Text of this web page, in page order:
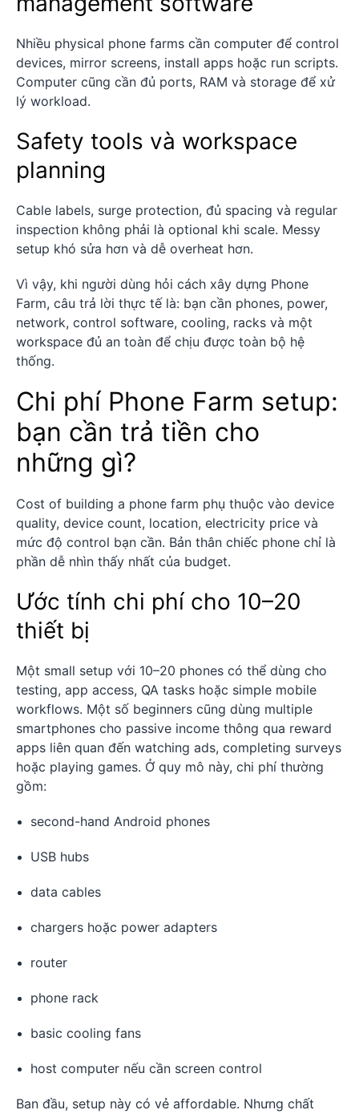
Nhiều physical phone farms cần computer để control
devices, mirror screens, install apps hoặc run scripts.
Computer cũng cần đủ ports, RAM và storage để xử
lý workload.
Safety tools và workspace
planning
Cable labels, surge protection, đủ spacing và regular
inspection không phải là optional khi scale. Messy
setup khó sửa hơn và dễ overheat hơn.
Vì vậy, khi người dùng hỏi cách xây dựng Phone
Farm, câu trả lời thực tế là: bạn cần phones, power,
network, control software, cooling, racks và một
workspace đủ an toàn để chịu được toàn bộ hệ
thống.
Chi phí Phone Farm setup:
bạn cần trả tiền cho
những gì?
Cost of building a phone farm phụ thuộc vào device
quality, device count, location, electricity price và
mức độ control bạn cần. Bản thân chiếc phone chỉ là
phần dễ nhìn thấy nhất của budget.
Ước tính chi phí cho 10–20
thiết bị
Một small setup với 10–20 phones có thể dùng cho
testing, app access, QA tasks hoặc simple mobile
workflows. Một số beginners cũng dùng multiple
smartphones cho passive income thông qua reward
apps liên quan đến watching ads, completing surveys
hoặc playing games. Ở quy mô này, chi phí thường
gồm:
second-hand Android phones
USB hubs
data cables
chargers hoặc power adapters
router
phone rack
basic cooling fans
host computer nếu cần screen control
Ban đầu, setup này có vẻ affordable. Nhưng chất